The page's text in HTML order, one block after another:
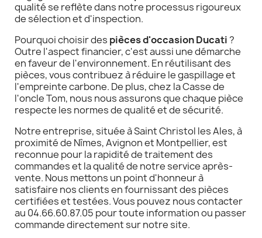
qualité se reflète dans notre processus rigoureux
de sélection et d'inspection.
Pourquoi choisir des pièces d'occasion Ducati ?
Outre l'aspect financier, c'est aussi une démarche
en faveur de l'environnement. En réutilisant des
pièces, vous contribuez à réduire le gaspillage et
l'empreinte carbone. De plus, chez la Casse de
l'oncle Tom, nous nous assurons que chaque pièce
respecte les normes de qualité et de sécurité.
Notre entreprise, située à Saint Christol les Ales, à
proximité de Nîmes, Avignon et Montpellier, est
reconnue pour la rapidité de traitement des
commandes et la qualité de notre service après-
vente. Nous mettons un point d'honneur à
satisfaire nos clients en fournissant des pièces
certifiées et testées. Vous pouvez nous contacter
au 04.66.60.87.05 pour toute information ou passer
commande directement sur notre site.